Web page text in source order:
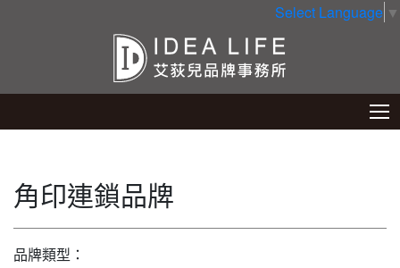
Select Language ▼
角印連鎖品牌
品牌類型：